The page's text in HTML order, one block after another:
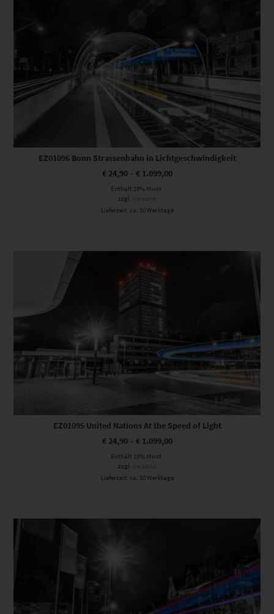
EZ01096 Bonn Strassenbahn in Lichtgeschwindigkeit
€24,90– €1.099,00
Enthält 19% Mwst.
zzgl. Versand
Lieferzeit: ca. 10 Werktage
Dieses Produkt weist mehrere Varianten auf. Die Optionen können auf der Produktseite gewählt werden
EZ01095 United Nations At the Speed of Light
€24,90– €1.099,00
Enthält 19% Mwst.
zzgl. Versand
Lieferzeit: ca. 10 Werktage
Dieses Produkt weist mehrere Varianten auf. Die Optionen können auf der Produktseite gewählt werden